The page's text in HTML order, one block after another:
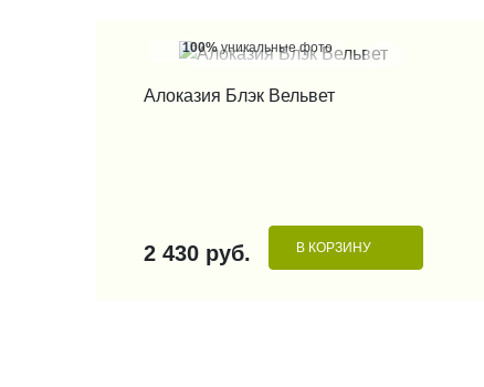
100%уникальные фото
Алоказия Блэк Вельвет
2 430 руб. В КОРЗИНУ